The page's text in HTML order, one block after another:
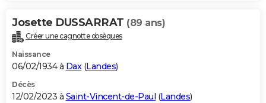
Josette DUSSARRAT (89 ans)
Créer une cagnotte obsèques
Naissance
06/02/1934 à Dax(Landes)
Décès
12/02/2023 à Saint-Vincent-de-Paul (Landes)